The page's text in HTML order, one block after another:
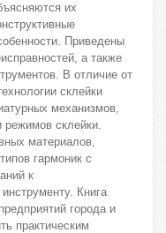
их
Приведены
а также
В отличие от
склейки
механизмов,
режимов склейки.
материалов,
гармоник с
к
Книга
города и
практическим